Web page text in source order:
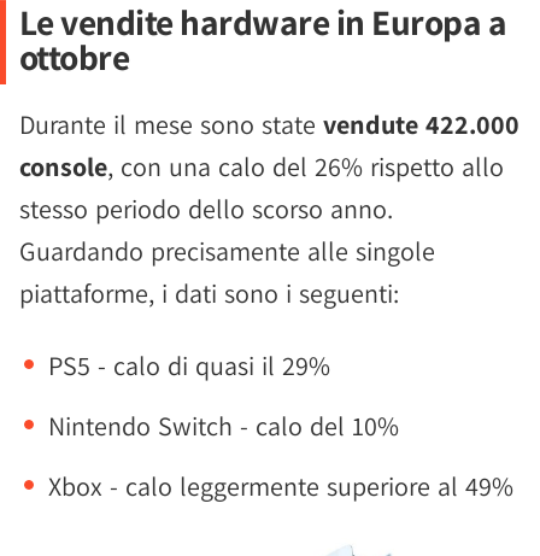
Le vendite hardware in Europa a
ottobre
Durante il mese sono state vendute 422.000
console, con una calo del 26% rispetto allo
stesso periodo dello scorso anno.
Guardando precisamente alle singole
piattaforme, i dati sono i seguenti:
PS5 - calo di quasi il 29%
Nintendo Switch - calo del 10%
Xbox - calo leggermente superiore al 49%